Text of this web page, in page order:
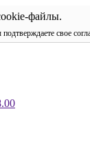
файлы.
свое